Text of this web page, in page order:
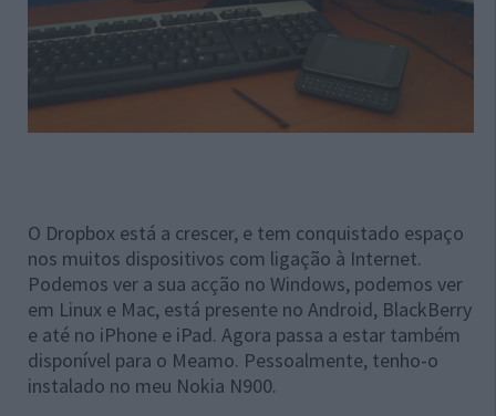
O Dropbox está a crescer, e tem conquistado espaço
nos muitos dispositivos com ligação à Internet.
Podemos ver a sua acção no Windows, podemos ver
em Linux e Mac, está presente no Android, BlackBerry
e até no iPhone e iPad. Agora passa a estar também
disponível para o Meamo. Pessoalmente, tenho-o
instalado no meu Nokia N900.